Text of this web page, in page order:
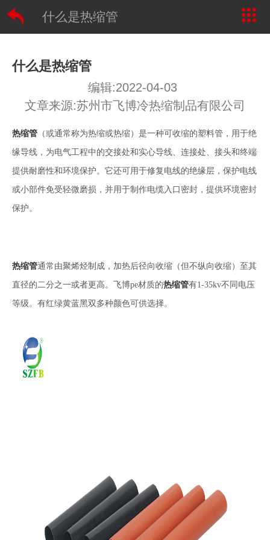
什么是热缩管
什么是热缩管
编辑:2022-04-03
文章来源:苏州市飞博冷热缩制品有限公司
热缩管（或通常称为热缩或热缩）是一种可收缩的塑料管，用于绝
缘导线，为电气工程中的交接处和实心导线、连接处、接头和终端
提供耐磨性和环境保护。它还可用于修复电线的绝缘层，保护电线
或小部件免受轻微磨损，并用于制作电缆入口密封，提供环境密封
保护。
热缩管通常由聚烯烃制成，加热后径向收缩（但不纵向收缩）至其
直径的二分之一或者更高。飞博pe材质的热缩管有1-35kv不同电压
等级。有红绿黄蓝黑双多种颜色可供选择。